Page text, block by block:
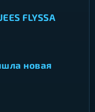
FLYSSA
новая